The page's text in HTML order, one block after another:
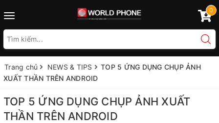
Toggle
0
Trang chủ NEWS & TIPS
TOP 5 ỨNG DỤNG CHỤP ẢNH
XUẤT THẦN TRÊN ANDROID
TOP 5 ỨNG DỤNG CHỤP ẢNH XUẤT
THẦN TRÊN ANDROID